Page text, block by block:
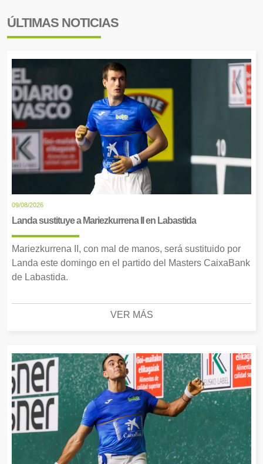
ÚLTIMAS NOTICIAS
09/08/2026
Landa sustituye a Mariezkurrena II en Labastida
Mariezkurrena II, con mal de manos, será sustituido por
Landa este domingo en el partido del Masters CaixaBank
de Labastida.
VER MÁS